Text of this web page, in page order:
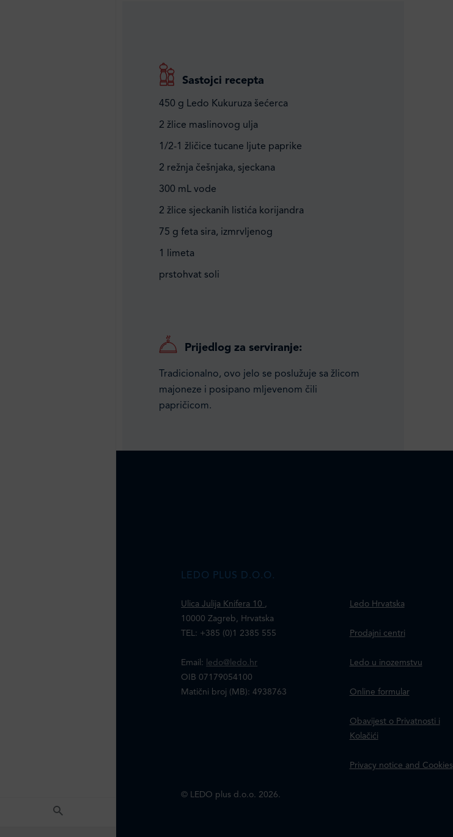
Sastojci recepta
450 g Ledo Kukuruza šećerca
2 žlice maslinovog ulja
1/2-1 žličice tucane ljute paprike
2 režnja češnjaka, sjeckana
300 mL vode
2 žlice sjeckanih listića korijandra
75 g feta sira, izmrvljenog
1 limeta
prstohvat soli
Prijedlog za serviranje:
Tradicionalno, ovo jelo se poslužuje sa žlicom
majoneze i posipano mljevenom čili
papričicom.
LEDO PLUS D.O.O.
Ulica Julija Knifera 10 ,
10000 Zagreb, Hrvatska
TEL: +385 (0)1 2385 555
Email:
ledo@ledo.hr
OIB 07179054100
Matični broj (MB): 4938763
Ledo Hrvatska
Prodajni centri
Ledo u inozemstvu
Online formular
Obavijest o Privatnosti i
Kolačići
Privacy notice and Cookies
© LEDO plus d.o.o. 2026.